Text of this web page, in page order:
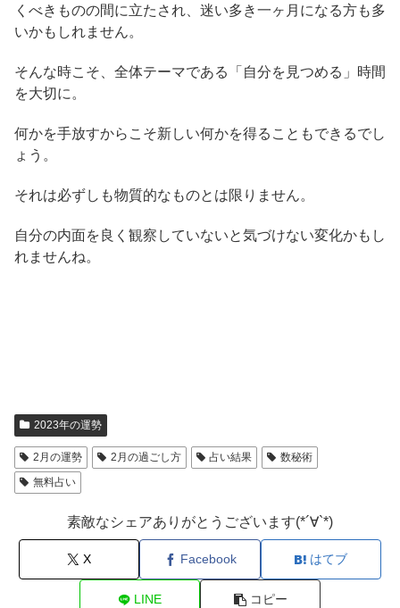
くべきものの間に立たされ、迷い多き一ヶ月になる方も多
いかもしれません。
そんな時こそ、全体テーマである「自分を見つめる」時間
を大切に。
何かを手放すからこそ新しい何かを得ることもできるでし
ょう。
それは必ずしも物質的なものとは限りません。
自分の内面を良く観察していないと気づけない変化かもし
れませんね。
2023年の運勢
2月の運勢 2月の過ごし方 占い結果
数秘術
無料占い
素敵なシェアありがとうございます(*´∀`*)
X Facebook はてブ
LINE コピー